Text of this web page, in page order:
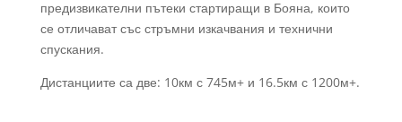
предизвикателни пътеки стартиращи в Бояна, които
се отличават със стръмни изкачвания и технични
спускания.
Дистанциите са две: 10км с 745м+ и 16.5км с 1200м+.